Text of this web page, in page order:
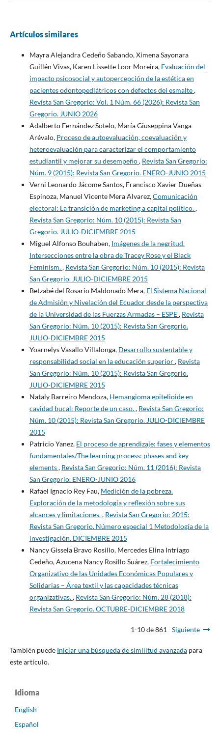
Artículos similares
Mayra Alejandra Cedeño Sabando, Ximena Sayonara
Guillén Vivas, Karen Lissette Loor Moreira, Evaluación del
impacto psicosocial y autopercepción de la estética en
pacientes odontopediátricos con defectos del esmalte,
Revista San Gregorio: Vol. 1 Núm. 66 (2026): Revista San
Gregorio. JUNIO 2026
Adalberto Fernández Sotelo, María Giuseppina Vanga
Arévalo, Proceso de autoevaluación, coevaluación y
heteroevaluación para caracterizar el comportamiento
estudiantil y mejorar su desempeño, Revista San Gregorio:
Núm. 9 (2015): Revista San Gregorio. ENERO-JUNIO 2015
Verni Leonardo Jácome Santos, Francisco Xavier Dueñas
Espinoza, Manuel Vicente Mera Alvarez,Comunicación
electoral: La transición de marketing a capital político.,
Revista San Gregorio: Núm. 10 (2015): Revista San
Gregorio. JULIO-DICIEMBRE 2015
Miguel Alfonso Bouhaben, Imágenes de la negritud.
Intersecciones entre la obra de Tracey Rose y el Black
Feminism., Revista San Gregorio: Núm. 10 (2015): Revista
San Gregorio. JULIO-DICIEMBRE 2015
Betzabé del Rosario Maldonado Mera, El Sistema Nacional
de Admisión y Nivelación del Ecuador desde la perspectiva
de la Universidad de las Fuerzas Armadas – ESPE, Revista
San Gregorio: Núm. 10 (2015): Revista San Gregorio.
JULIO-DICIEMBRE 2015
Yoarnelys Vasallo Villalonga, Desarrollo sustentable y
responsabilidad social en la educación superior, Revista
San Gregorio: Núm. 10 (2015): Revista San Gregorio.
JULIO-DICIEMBRE 2015
Nataly Barreiro Mendoza, Hemangioma epitelioide en
cavidad bucal: Reporte de un caso., Revista San Gregorio:
Núm. 10 (2015): Revista San Gregorio. JULIO-DICIEMBRE
2015
Patricio Yanez, El proceso de aprendizaje: fases y elementos
fundamentales/The learning process: phases and key
elements, Revista San Gregorio: Núm. 11 (2016): Revista
San Gregorio. ENERO-JUNIO 2016
Rafael Ignacio Rey Fau, Medición de la pobreza.
Exploración de la metodología y reflexión sobre sus
alcances y limitaciones., Revista San Gregorio: 2015:
Revista San Gregorio. Número especial 1 Metodología de la
investigación. DICIEMBRE 2015
Nancy Gissela Bravo Rosillo, Mercedes Elina Intriago
Cedeño, Azucena Nancy Rosillo Suárez, Fortalecimiento
Organizativo de las Unidades Económicas Populares y
Solidarias – Área textil y las capacidades técnicas
organizativas., Revista San Gregorio: Núm. 28 (2018):
Revista San Gregorio. OCTUBRE-DICIEMBRE 2018
1-10 de 861 Siguiente
También puede Iniciar una búsqueda de similitud avanzadapara
este artículo.
Idioma
English
Español